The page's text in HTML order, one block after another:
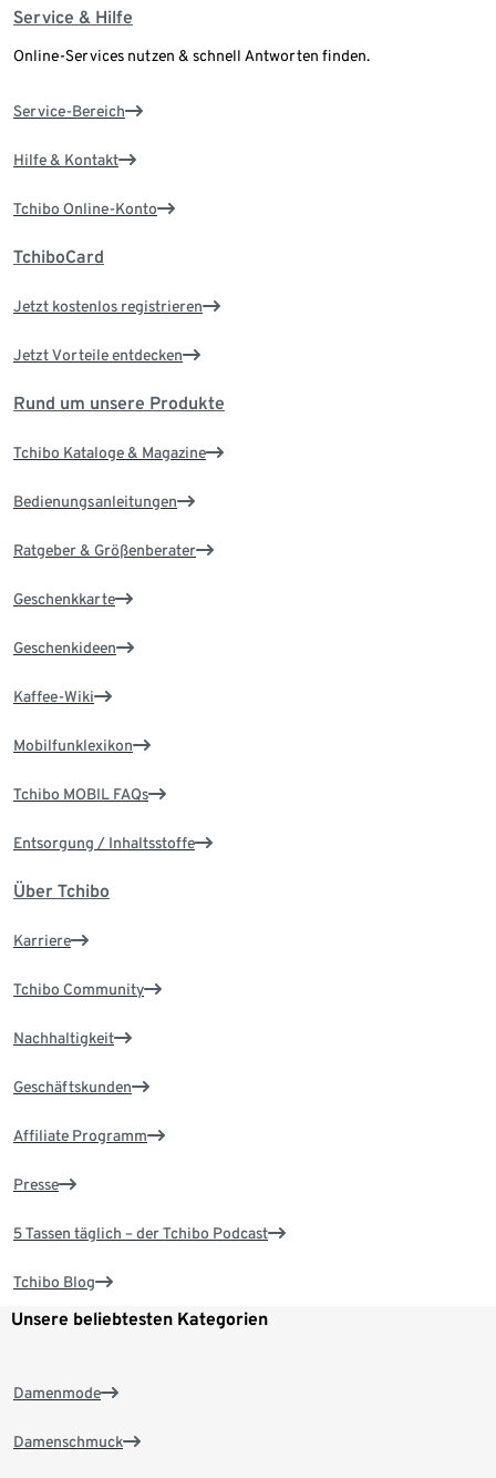
Service & Hilfe
Online-Services nutzen & schnell Antworten finden.
Service-Bereich
Hilfe & Kontakt
Tchibo Online-Konto
TchiboCard
Jetzt kostenlos registrieren
Jetzt Vorteile entdecken
Rund um unsere Produkte
Tchibo Kataloge & Magazine
Bedienungsanleitungen
Ratgeber & Größenberater
Geschenkkarte
Geschenkideen
Kaffee-Wiki
Mobilfunklexikon
Tchibo MOBIL FAQs
Entsorgung / Inhaltsstoffe
Über Tchibo
Karriere
Tchibo Community
Nachhaltigkeit
Geschäftskunden
Affiliate Programm
Presse
5 Tassen täglich – der Tchibo Podcast
Tchibo Blog
Unsere beliebtesten Kategorien
Damenmode
Damenschmuck